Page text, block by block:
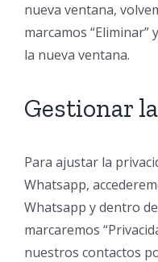
nueva ventana,
marcamos
la nueva ventana.
Gestionar
Para ajustar la
Whatsapp,
Whatsapp y dentro
marcaremos
nuestros contactos